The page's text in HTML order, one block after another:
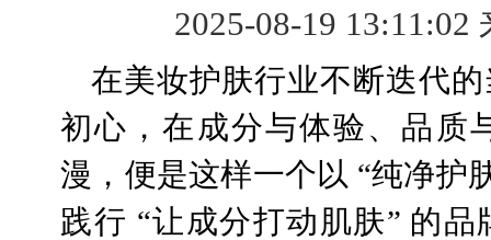
2025-08-19 13:11:02
在美妆护肤行业不断迭代
初心，在成分与体验、品质
漫，便是这样一个以 “纯净护
践行 “让成分打动肌肤” 的